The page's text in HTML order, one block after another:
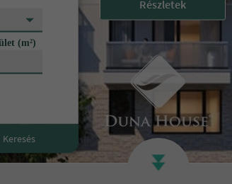
(m²)
Keresés
Részletek